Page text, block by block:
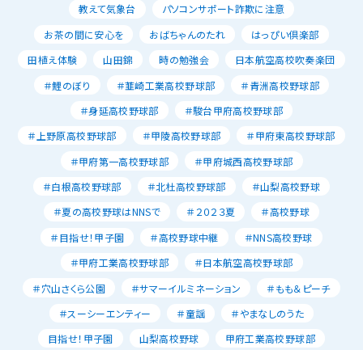
教えて気象台
パソコンサポート詐欺に注意
お茶の間に安心を
おばちゃんのたれ
はっぴい倶楽部
田植え体験
山田錦 時の勉強会
日本航空高校吹奏楽団
＃鯉のぼり
＃韮崎工業高校野球部
＃青洲高校野球部
＃身延高校野球部
＃駿台甲府高校野球部
＃上野原高校野球部
＃甲陵高校野球部
＃甲府東高校野球部
＃甲府第一高校野球部
＃甲府城西高校野球部
＃白根高校野球部
＃北杜高校野球部
＃山梨高校野球
＃夏の高校野球はNNSで
＃２０２３夏
＃高校野球
＃目指せ！甲子園
＃高校野球中継
＃NNS高校野球
＃甲府工業高校野球部
＃日本航空高校野球部
＃穴山さくら公園
＃サマーイルミネーション
＃もも＆ピーチ
＃スーシーエンティー
＃童謡
＃やまなしのうた
目指せ！甲子園
山梨高校野球
甲府工業高校野球部